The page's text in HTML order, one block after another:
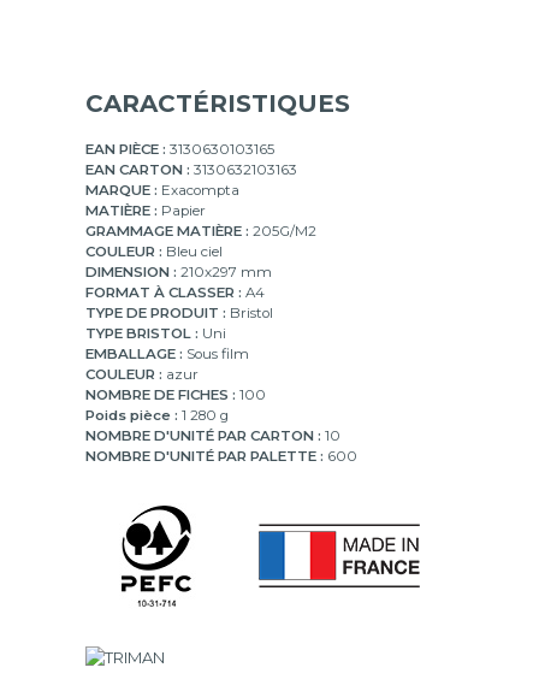
CARACTÉRISTIQUES
EAN PIÈCE : 3130630103165
EAN CARTON : 3130632103163
MARQUE : Exacompta
MATIÈRE : Papier
GRAMMAGE MATIÈRE : 205G/M2
COULEUR : Bleu ciel
DIMENSION : 210x297 mm
FORMAT À CLASSER : A4
TYPE DE PRODUIT : Bristol
TYPE BRISTOL : Uni
EMBALLAGE : Sous film
COULEUR : azur
NOMBRE DE FICHES : 100
Poids pièce : 1 280 g
NOMBRE D'UNITÉ PAR CARTON : 10
NOMBRE D'UNITÉ PAR PALETTE : 600